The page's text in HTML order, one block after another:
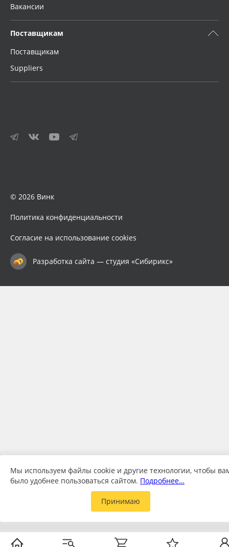
Вакансии
Поставщикам
Поставщикам
Suppliers
© 2026 Винк
Политика конфиденциальности
Согласие на использование cookies
Разработка сайта — студия «Сибирикс»
Мы используем файлы cookie и другие технологии, чтобы
было удобнее пользоваться сайтом. Подробнее…
Принимаю